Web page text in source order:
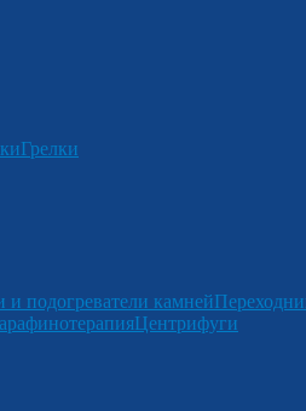
Грелки
и подогреватели камней
Центрифуги